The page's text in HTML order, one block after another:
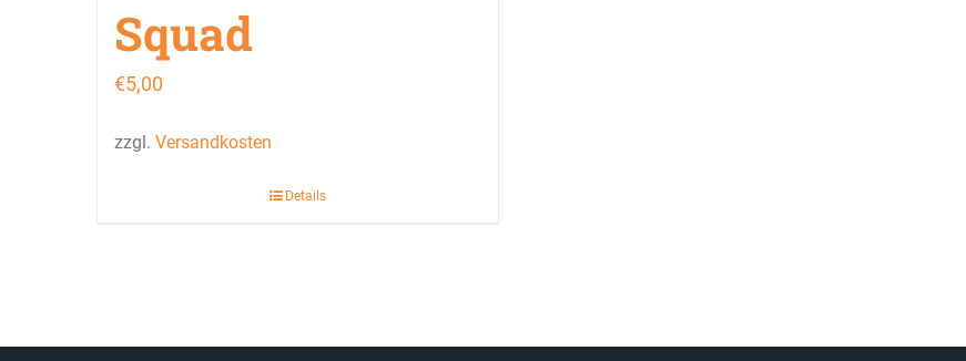
Squad
€5,00
zzgl. Versandkosten
Details